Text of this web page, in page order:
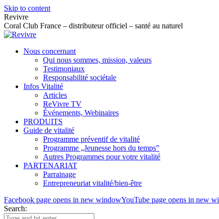
Skip to content
Revivre
Coral Club France – distributeur officiel – santé au naturel
Nous concernant
Qui nous sommes, mission, valeurs
Testimoniaux
Responsabilité sociétale
Infos Vitalité
Articles
ReVivre TV
Événements, Webinaires
PRODUITS
Guide de vitalité
Programme préventif de vitalité
Programme „Jeunesse hors du temps”
Autres Programmes pour votre vitalité
PARTENARIAT
Parrainage
Entrepreneuriat vitalité/bien-être
Facebook page opens in new windowYouTube page opens in new
Search: